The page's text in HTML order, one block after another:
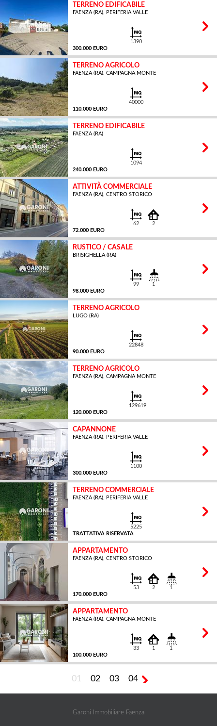
TERRENO EDIFICABILE
FAENZA (RA), PERIFERIA VALLE
300.000 EURO
1390
TERRENO AGRICOLO
FAENZA (RA), CAMPAGNA MONTE
110.000 EURO
40000
TERRENO EDIFICABILE
FAENZA (RA)
240.000 EURO
1094
ATTIVITÀ COMMERCIALE
FAENZA (RA), CENTRO STORICO
72.000 EURO
62 2
RUSTICO / CASALE
BRISIGHELLA (RA)
98.000 EURO
99 1
TERRENO AGRICOLO
LUGO (RA)
90.000 EURO
22848
TERRENO AGRICOLO
FAENZA (RA), CAMPAGNA MONTE
120.000 EURO
129619
CAPANNONE
FAENZA (RA), PERIFERIA VALLE
300.000 EURO
1100
TERRENO COMMERCIALE
FAENZA (RA), PERIFERIA VALLE
TRATTATIVA RISERVATA
5225
APPARTAMENTO
FAENZA (RA), CENTRO STORICO
170.000 EURO
53 2 1
APPARTAMENTO
FAENZA (RA), CAMPAGNA MONTE
100.000 EURO
33 1 1
01 02 03 04
Garoni Immobiliare Faenza